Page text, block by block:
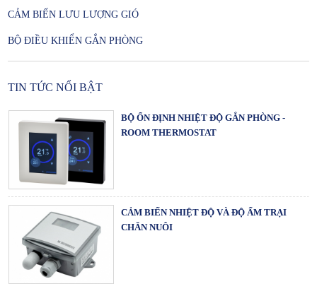
CẢM BIẾN LƯU LƯỢNG GIÓ
BỘ ĐIỀU KHIỂN GẮN PHÒNG
TIN TỨC NỔI BẬT
BỘ ỔN ĐỊNH NHIỆT ĐỘ GẮN PHÒNG -
ROOM THERMOSTAT
CẢM BIẾN NHIỆT ĐỘ VÀ ĐỘ ẨM TRẠI
CHĂN NUÔI